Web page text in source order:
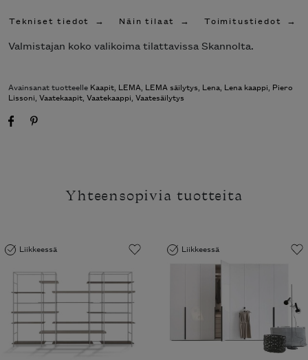
Tekniset tiedot Näin tilaat Toimitustiedot
Valmistajan koko valikoima tilattavissa Skannolta.
Avainsanat tuotteelle Kaapit, LEMA, LEMA säilytys, Lena, Lena kaappi, Piero
Lissoni, Vaatekaapit, Vaatekaappi, Vaatesäilytys
Yhteensopivia tuotteita
Liikkeessä Liikkeessä